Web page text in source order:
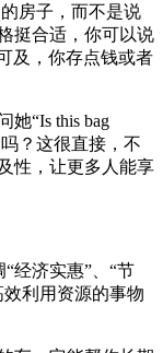
的房子，而不是说
挺合适，你可以说
及，你存点钱或者
她“Is this bag
？这很直接，不
性，让更多人能享
经济实惠”、“节
利用资源的事物